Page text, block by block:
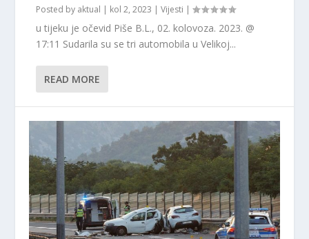
Posted by aktual | kol 2, 2023 |Vijesti |
u tijeku je očevid Piše B.L., 02. kolovoza. 2023. @
17:11 Sudarila su se tri automobila u Velikoj...
READ MORE